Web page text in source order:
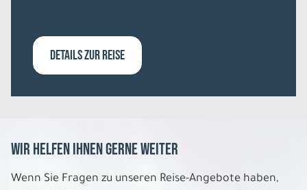
DETAILS ZUR REISE
Wir helfen Ihnen gerne weiter
Wenn Sie Fragen zu unseren Reise-Angebote haben,